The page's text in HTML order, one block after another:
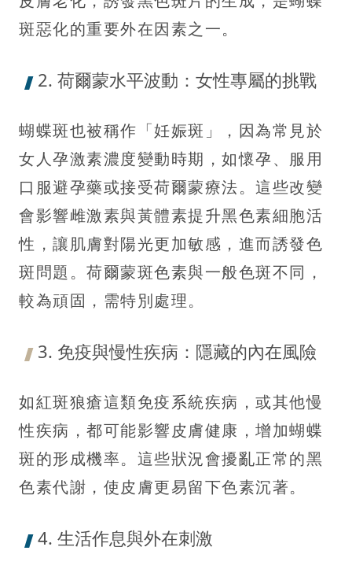
斑惡化的重要外在因素之一。
2. 荷爾蒙水平波動：女性專屬的挑戰
蝴蝶斑也被稱作「妊娠斑」，因為常見於
女人孕激素濃度變動時期，如懷孕、服用
口服避孕藥或接受荷爾蒙療法。這些改變
會影響雌激素與黃體素提升黑色素細胞活
性，讓肌膚對陽光更加敏感，進而誘發色
斑問題。荷爾蒙斑色素與一般色斑不同，
較為頑固，需特別處理。
3. 免疫與慢性疾病：隱藏的內在風險
如紅斑狼瘡這類免疫系統疾病，或其他慢
性疾病，都可能影響皮膚健康，增加蝴蝶
斑的形成機率。這些狀況會擾亂正常的黑
色素代謝，使皮膚更易留下色素沉著。
4. 生活作息與外在刺激